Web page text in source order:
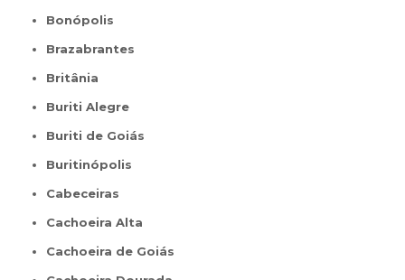
Bonópolis
Brazabrantes
Britânia
Buriti Alegre
Buriti de Goiás
Buritinópolis
Cabeceiras
Cachoeira Alta
Cachoeira de Goiás